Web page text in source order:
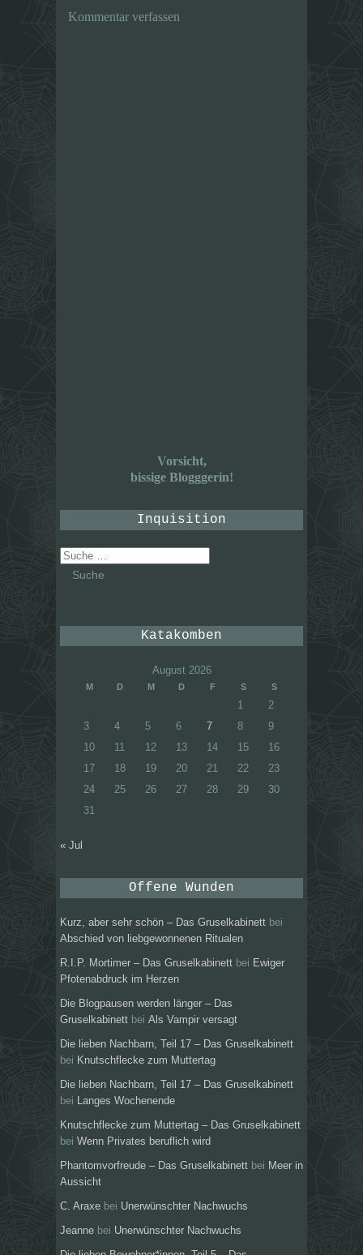
Kommentar verfassen
Vorsicht,
bissige Blogggerin!
Inquisition
Suche
nach:
Katakomben
August 2026
M D M D F S S
1
2
3
4 5 6 7 8
9
10
11 12 13 14 15
16
17
18 19 20 21 22
23
24
25 26 27 28 29
30
31
« Jul
Offene Wunden
Kurz, aber sehr schön – Das Gruselkabinett bei
Abschied von liebgewonnenen Ritualen
R.I.P. Mortimer – Das Gruselkabinett bei Ewiger
Pfotenabdruck im Herzen
Die Blogpausen werden länger – Das
Gruselkabinett bei Als Vampir versagt
Die lieben Nachbarn, Teil 17 – Das Gruselkabinett
bei Knutschflecke zum Muttertag
Die lieben Nachbarn, Teil 17 – Das Gruselkabinett
bei
Langes Wochenende
Knutschflecke zum Muttertag – Das Gruselkabinett
bei Wenn Privates beruflich wird
Phantomvorfreude – Das Gruselkabinett bei Meer in
Aussicht
C. Araxe bei Unerwünschter Nachwuchs
Jeanne bei Unerwünschter Nachwuchs